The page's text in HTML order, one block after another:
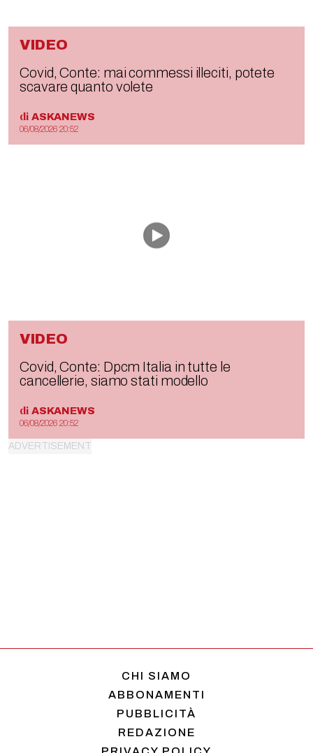
VIDEO
Covid, Conte: mai commessi illeciti, potete
scavare quanto volete
di ASKANEWS
06/08/2026 20:52
VIDEO
Covid, Conte: Dpcm Italia in tutte le
cancellerie, siamo stati modello
di ASKANEWS
06/08/2026 20:52
CHI SIAMO
ABBONAMENTI
PUBBLICITÀ
REDAZIONE